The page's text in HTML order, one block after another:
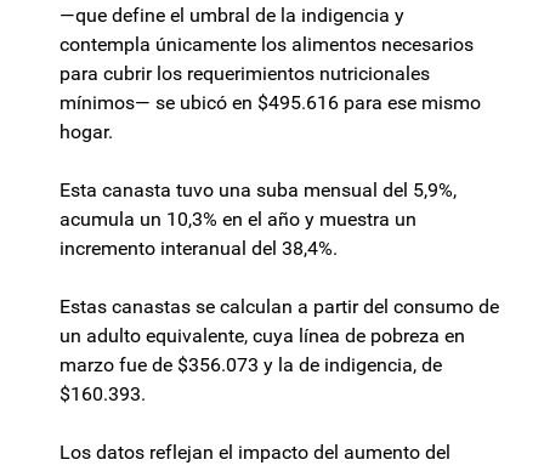
—que define el umbral de la indigencia y
contempla únicamente los alimentos necesarios
para cubrir los requerimientos nutricionales
mínimos— se ubicó en $495.616 para ese mismo
hogar.
Esta canasta tuvo una suba mensual del 5,9%,
acumula un 10,3% en el año y muestra un
incremento interanual del 38,4%.
Estas canastas se calculan a partir del consumo de
un adulto equivalente, cuya línea de pobreza en
marzo fue de $356.073 y la de indigencia, de
$160.393.
Los datos reflejan el impacto del aumento del